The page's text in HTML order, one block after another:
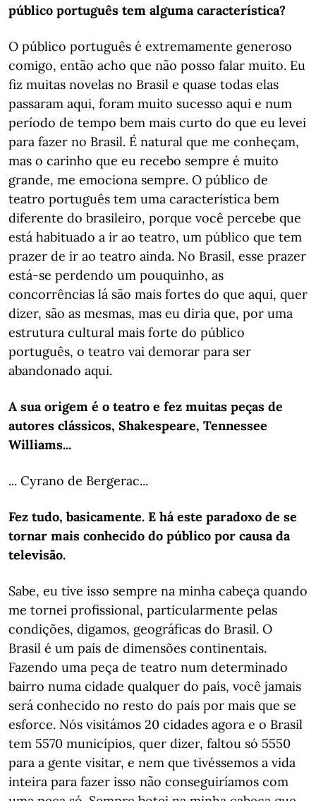
público português tem alguma característica?
O público português é extremamente generoso
comigo, então acho que não posso falar muito. Eu
fiz muitas novelas no Brasil e quase todas elas
passaram aqui, foram muito sucesso aqui e num
período de tempo bem mais curto do que eu levei
para fazer no Brasil. É natural que me conheçam,
mas o carinho que eu recebo sempre é muito
grande, me emociona sempre. O público de
teatro português tem uma característica bem
diferente do brasileiro, porque você percebe que
está habituado a ir ao teatro, um público que tem
prazer de ir ao teatro ainda. No Brasil, esse prazer
está-se perdendo um pouquinho, as
concorrências lá são mais fortes do que aqui, quer
dizer, são as mesmas, mas eu diria que, por uma
estrutura cultural mais forte do público
português, o teatro vai demorar para ser
abandonado aqui.
A sua origem é o teatro e fez muitas peças de
autores clássicos, Shakespeare, Tennessee
Williams...
... Cyrano de Bergerac...
Fez tudo, basicamente. E há este paradoxo de se
tornar mais conhecido do público por causa da
televisão.
Sabe, eu tive isso sempre na minha cabeça quando
me tornei profissional, particularmente pelas
condições, digamos, geográficas do Brasil. O
Brasil é um país de dimensões continentais.
Fazendo uma peça de teatro num determinado
bairro numa cidade qualquer do país, você jamais
será conhecido no resto do país por mais que se
esforce. Nós visitámos 20 cidades agora e o Brasil
tem 5570 municípios, quer dizer, faltou só 5550
para a gente visitar, e nem que tivéssemos a vida
inteira para fazer isso não conseguiríamos com